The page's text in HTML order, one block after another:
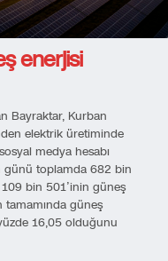
enerjisi
Bayraktar, Kurban
elektrik üretiminde
medya hesabı
günü toplamda 682 bin
bin 501’inin güneş
tamamında güneş
16,05 olduğunu